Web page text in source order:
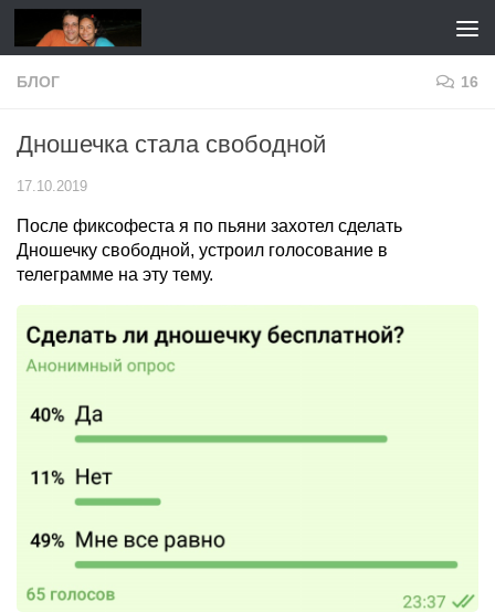
Перейти к содержимому
БЛОГ 16
Дношечка стала свободной
17.10.2019
После фиксофеста я по пьяни захотел сделать
Дношечку свободной, устроил голосование в
телеграмме на эту тему.